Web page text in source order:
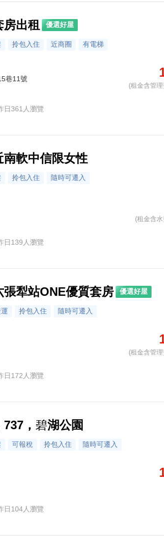
出租 優選好屋
拎包入住 近商圈 有電梯
巷11號
日361人瀏覽
(租金含管
軟中信限女性
拎包入住 隨時可遷入
日139人瀏覽
(租金含
張犁站ONE優質套房 優選好屋
拎包入住 隨時可遷入
日172人瀏覽
(租金含管
， 碧湖公園
可報稅 拎包入住 隨時可遷入
日104人瀏覽